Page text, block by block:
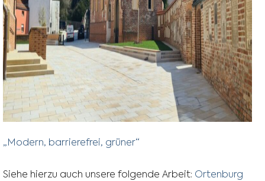
„Modern, barrierefrei, grüner“
Siehe hierzu auch unsere folgende Arbeit: Ortenburg